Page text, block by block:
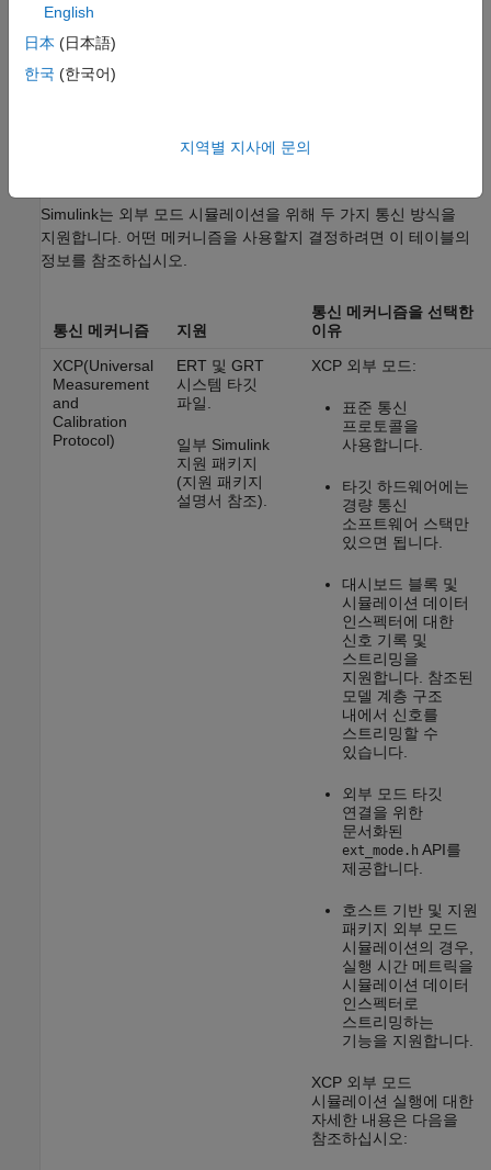
Simulink는 외부 모드 시뮬레이션을 위해 두 가지 통신 방식을
지원합니다. 어떤 메커니즘을 사용할지 결정하려면 이 테이블의
정보를 참조하십시오.
통신 메커니즘 지원
통신 메커니즘을 선택한
이유
XCP(Universal
Measurement
and
Calibration
Protocol)
ERT 및 GRT
시스템 타깃
파일.
일부 Simulink
지원 패키지
(지원 패키지
설명서 참조).
XCP 외부 모드:
표준 통신
프로토콜을
사용합니다.
타깃 하드웨어에는
경량 통신
소프트웨어 스택만
있으면 됩니다.
대시보드 블록 및
시뮬레이션 데이터
인스펙터에 대한
신호 기록 및
스트리밍을
지원합니다. 참조된
모델 계층 구조
내에서 신호를
스트리밍할 수
있습니다.
외부 모드 타깃
연결을 위한
문서화된
ext_mode.h API를
제공합니다.
호스트 기반 및 지원
패키지 외부 모드
시뮬레이션의 경우,
실행 시간 메트릭을
시뮬레이션 데이터
인스펙터로
스트리밍하는
기능을 지원합니다.
XCP 외부 모드
시뮬레이션 실행에 대한
자세한 내용은 다음을
참조하십시오:
English
日本 (日本語)
한국 (한국어)
지역별 지사에 문의